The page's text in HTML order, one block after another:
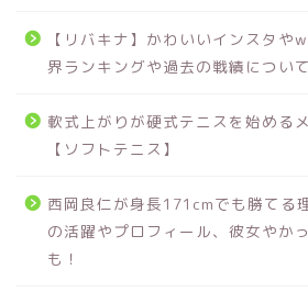
【リバキナ】かわいいインスタや
界ランキングや過去の戦績につい
軟式上がりが硬式テニスを始める
【ソフトテニス】
西岡良仁が身長171cmでも勝てる
の活躍やプロフィール、彼女やか
も！